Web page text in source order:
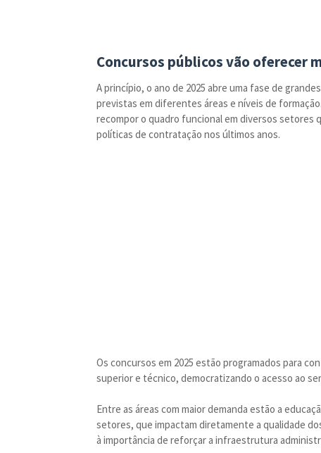
Concursos públicos vão oferecer
A princípio, o ano de 2025 abre uma fase de
previstas em diferentes áreas e níveis de
recompor o quadro funcional em diversos setores
políticas de contratação nos últimos anos.
Os concursos em 2025 estão programados para
superior e técnico, democratizando o acesso ao
Entre as áreas com maior demanda estão a
setores, que impactam diretamente a qualidade
à importância de reforçar a infraestrutura